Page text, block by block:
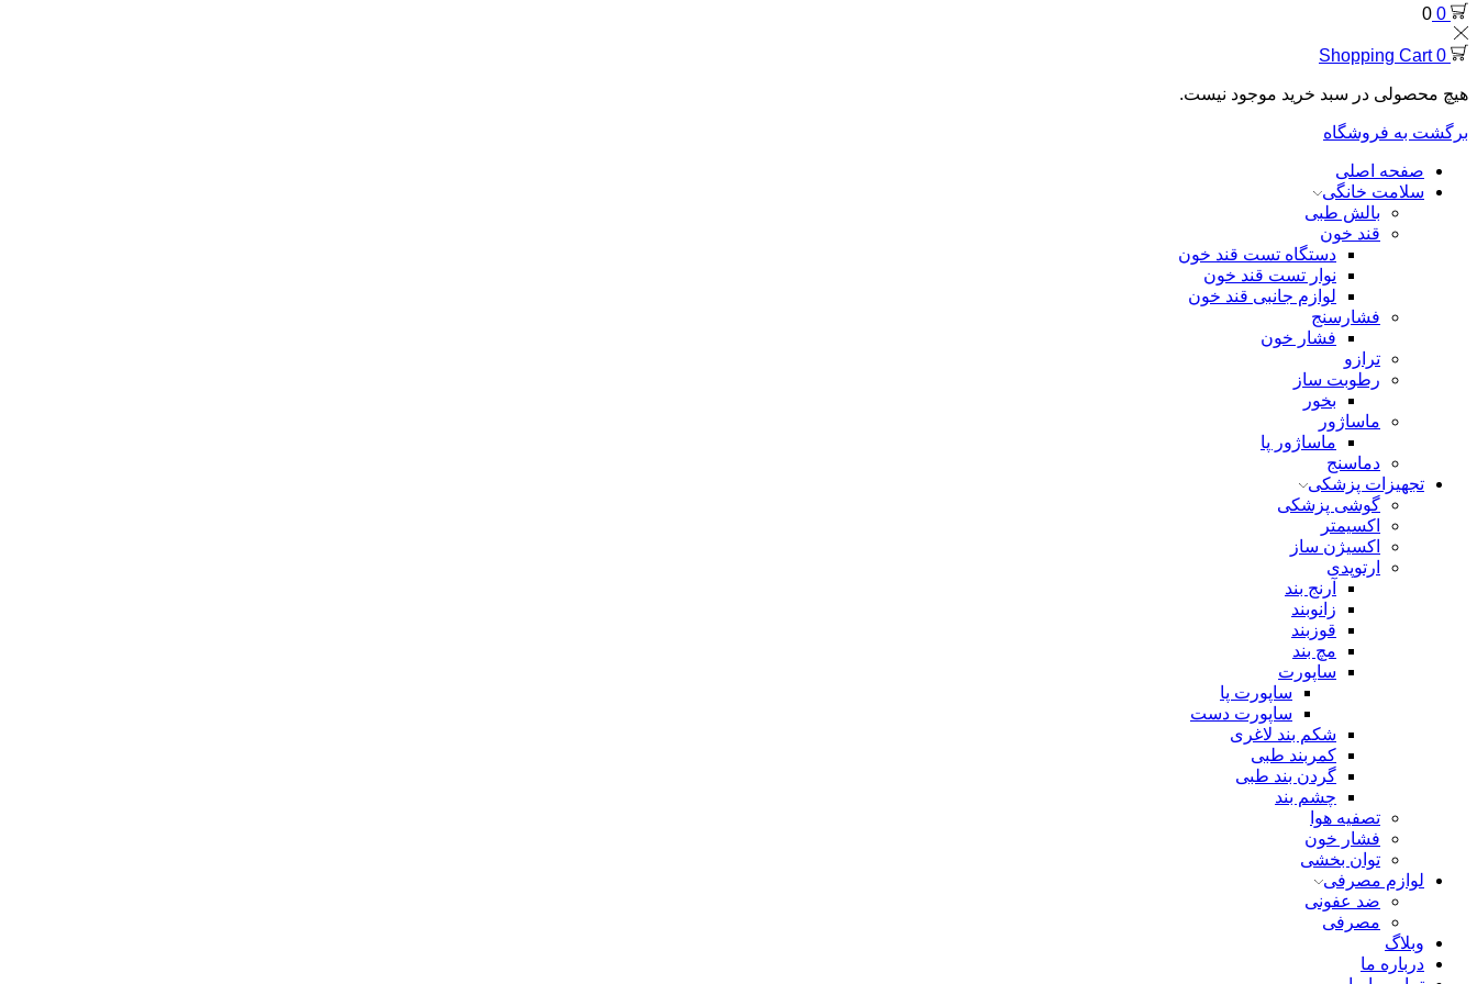
0
0
0
Shopping Cart
هیچ محصولی در سبد خرید موجود نیست.
برگشت به فروشگاه
صفحه اصلی
سلامت خانگی
بالش طبی
قند خون
دستگاه تست قند خون
نوار تست قند خون
لوازم جانبی قند خون
فشارسنج
فشار خون
ترازو
رطوبت ساز
بخور
ماساژور
ماساژور پا
دماسنج
تجهیزات پزشکی
گوشی پزشکی
اکسیمتر
اکسیژن ساز
ارتوپدی
آرنج بند
زانوبند
قوزبند
مچ بند
ساپورت
ساپورت پا
ساپورت دست
شکم بند لاغری
کمربند طبی
گردن بند طبی
چشم بند
تصفیه هوا
فشار خون
توان بخشی
لوازم مصرفی
ضد عفونی
مصرفی
وبلاگ
درباره ما